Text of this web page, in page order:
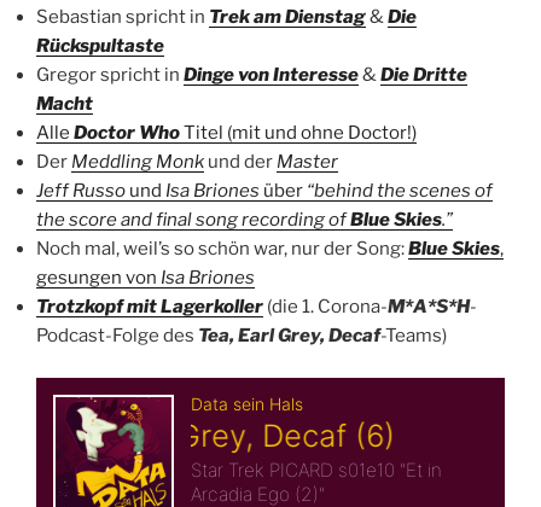
Sebastian spricht in Trek am Dienstag&Die
Rückspultaste
Gregor spricht in Dinge von Interesse&Die Dritte
Macht
Alle Doctor WhoTitel (mit und ohne Doctor!)
Der Meddling Monk und der Master
Jeff Russo und Isa Briones über “behind the scenes of
the score and final song recording ofBlue Skies.”
Noch mal, weil’s so schön war, nur der Song:Blue Skies,
gesungen von Isa Briones
Trotzkopf mit Lagerkoller (die 1. Corona-M*A*S*H-
Podcast-Folge des Tea, Earl Grey, Decaf-Teams)